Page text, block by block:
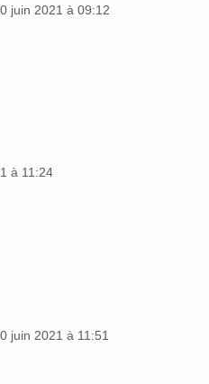
juin 2021 à 09:12
à 11:24
juin 2021 à 11:51